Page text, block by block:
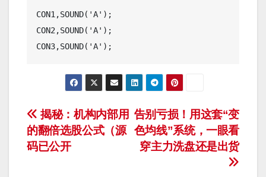
CON1,SOUND('A');
CON2,SOUND('A');
文
章
告别亏损！用这套“变
色均线”系统，一眼看
穿主力洗盘还是出货
揭秘：机构内部用
的翻倍选股公式（源
码已公开